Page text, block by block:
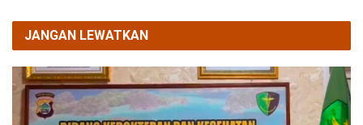
JANGAN LEWATKAN